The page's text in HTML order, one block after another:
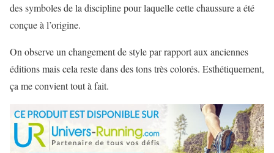
des symboles de la discipline pour laquelle cette chaussure a été
conçue à l’origine.
On observe un changement de style par rapport aux anciennes
éditions mais cela reste dans des tons très colorés. Esthétiquement,
ça me convient tout à fait.